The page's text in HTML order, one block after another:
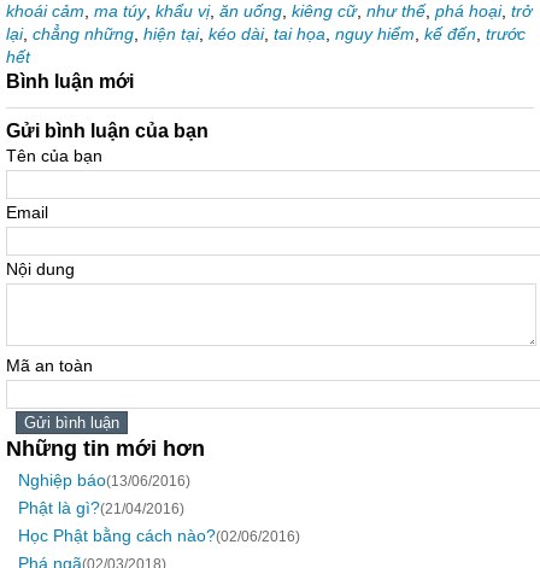
khoái cảm ma túy, khẩu vị, ăn uống kiêng cữ, như thế, phá hoại, trở
lại, chẳng những hiện tại, kéo dài, tai họa nguy hiểm kế đến trước
hết
Bình luận mới
Gửi bình luận của bạn
Tên của bạn
Email
Nội dung
Mã an toàn
Những tin mới hơn
Nghiệp báo(13/06/2016)
Phật là gì?(21/04/2016)
Học Phật bằng cách nào?(02/06/2016)
Phá ngã(02/03/2018)